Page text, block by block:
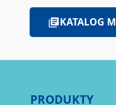
KATALOG
PRODUKTY